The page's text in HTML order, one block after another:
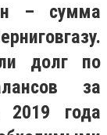
– сумма
долг по
за
года